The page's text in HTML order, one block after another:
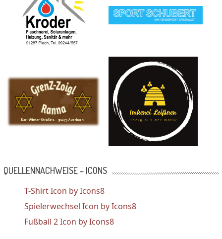
QUELLENNACHWEISE – ICONS
T-Shirt Icon by Icons8
Spielerwechsel Icon by Icons8
Fußball 2 Icon by Icons8